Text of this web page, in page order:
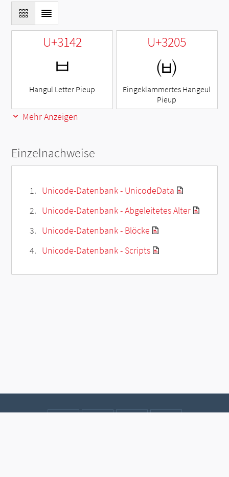
U+3142
ㅂ
Hangul Letter Pieup
U+3205
㈅
Eingeklammertes Hangeul
Pieup
Mehr Anzeigen
Einzelnachweise
Unicode-Datenbank - UnicodeData
Unicode-Datenbank - Abgeleitetes Alter
Unicode-Datenbank - Blöcke
Unicode-Datenbank - Scripts